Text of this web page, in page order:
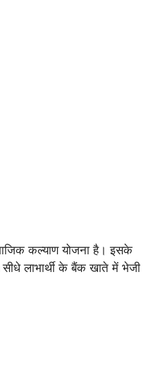
कल्याण योजना है। इसके
सीधे लाभार्थी के बैंक खाते में भेजी